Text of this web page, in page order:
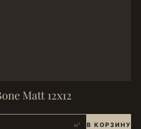
Matt 12х12
м² В КОРЗИНУ